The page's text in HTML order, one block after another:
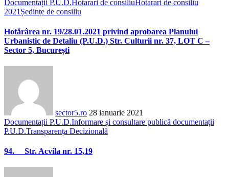
Documentații P.U.D.Hotarari de consiliuHotarari de consiliu
2021 Ședințe de consiliu
Hotărârea nr. 19/28.01.2021 privind aprobarea Planului
Urbanistic de Detaliu (P.U.D.) Str. Culturii nr. 37, LOT C –
Sector 5, București
sector5.ro 28 ianuarie 2021
Documentații P.U.D.Informare și consultare publică documentații
P.U.D.Transparența Decizională
94. Str. Acvila nr. 15,19